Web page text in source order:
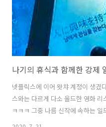
나기의 휴식과 함께한 강제
넷플릭스에 이어 왓챠 계정이 생겼
스와는 다르게 다소 올드한 영화
ㅋㅋㅋ 그중 나름 신작에 속하는
휴식 凪のお暇 なぎのおいとま 나